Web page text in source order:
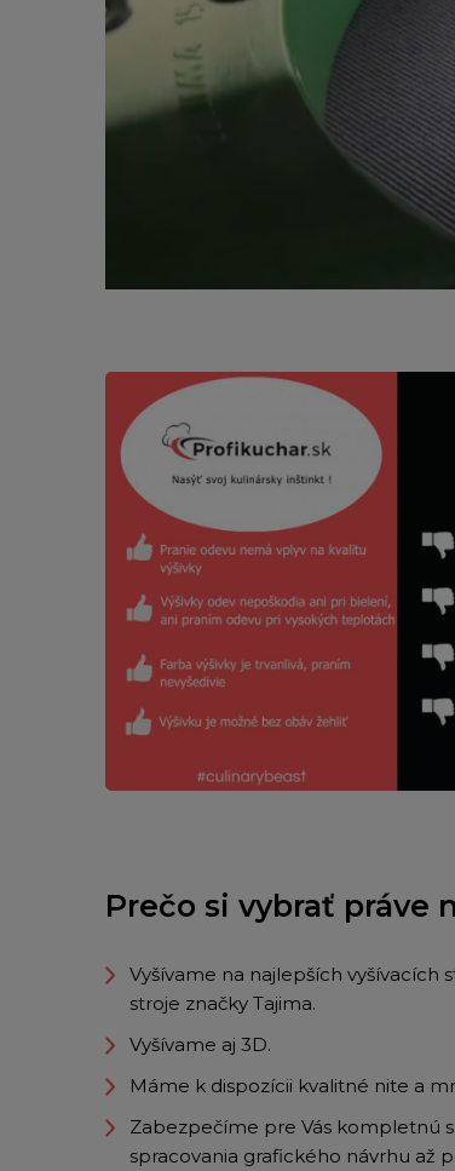
Prečo si vybrať práve
Vyšívame na najlepších vyšívacích
stroje značky Tajima.
Vyšívame aj 3D.
Máme k dispozícii kvalitné nite a
Zabezpečíme pre Vás kompletnú
spracovania grafického návrhu až